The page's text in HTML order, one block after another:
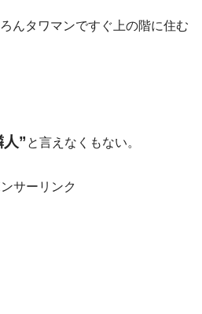
んタワマンですぐ上の階に住む
” と言えなくもない。
サーリンク